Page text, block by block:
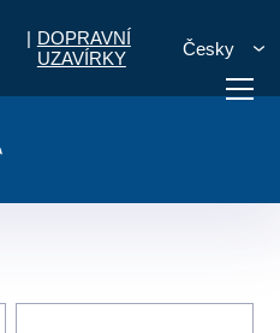
| DOPRAVNÍ
UZAVÍRKY
Česky